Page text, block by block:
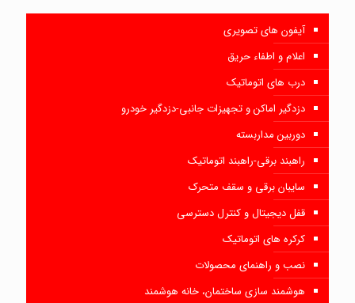
آیفون های تصویری
اعلام و اطفاء حریق
درب های اتوماتیک
دزدگیر اماکن و تجهیزات جانبی-دزدگیر خودرو
دوربین مداربسته
راهبند برقی-راهبند اتوماتیک
سایبان برقی و سقف متحرک
قفل دیجیتال و کنترل دسترسی
کرکره های اتوماتیک
نصب و راهنمای محصولات
هوشمند سازی ساختمان، خانه هوشمند